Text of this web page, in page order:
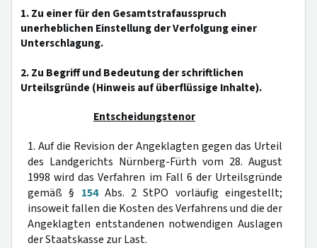
1. Zu einer für den Gesamtstrafausspruch
unerheblichen Einstellung der Verfolgung einer
Unterschlagung.
2. Zu Begriff und Bedeutung der schriftlichen
Urteilsgründe (Hinweis auf überflüssige Inhalte).
Entscheidungstenor
1. Auf die Revision der Angeklagten gegen das Urteil
des Landgerichts Nürnberg-Fürth vom 28. August
1998 wird das Verfahren im Fall 6 der Urteilsgründe
gemäß § 154Abs. 2 StPO vorläufig eingestellt;
insoweit fallen die Kosten des Verfahrens und die der
Angeklagten entstandenen notwendigen Auslagen
der Staatskasse zur Last.